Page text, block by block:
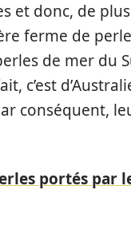
et donc, de
ferme de
de mer du
c’est
conséquent,
portés par